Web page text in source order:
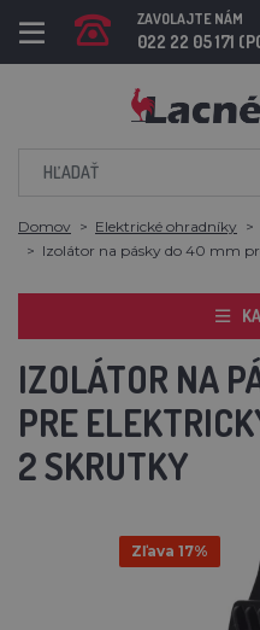
ZAVOLAJTE NÁM
022 22 05 171
Domov Elektrické ohradníky
Izolátor na pásky do 40 mm
IZOLÁTOR NA
PRE
2 SKRUTKY
Zľava 17%